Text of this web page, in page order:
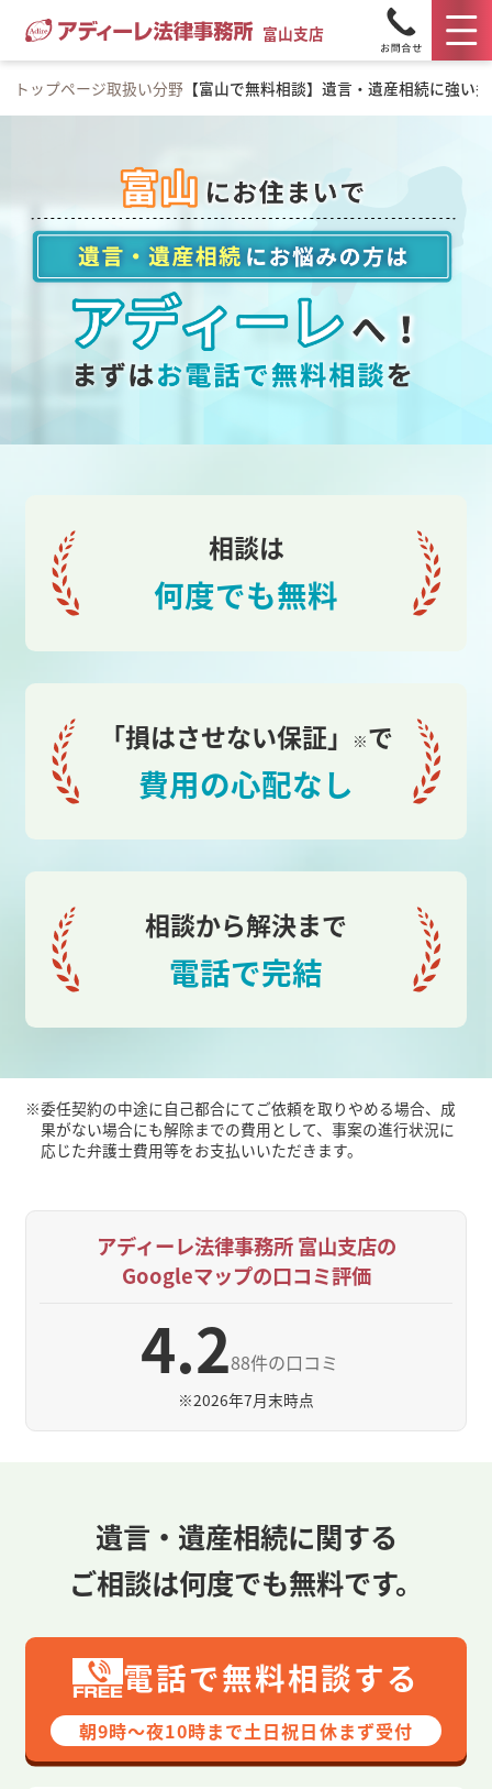
富山支店
トップページ取扱い分野 【富山で無料相談】遺言・遺産相続に強い
相談は
何度でも無料
「損はさせない保証」 ※で
費用の心配なし
相談から解決まで
電話で完結
※委任契約の中途に自己都合にてご依頼を取りやめる場合、成
果がない場合にも解除までの費用として、事案の進行状況に
応じた弁護士費用等をお支払いいただきます。
アディーレ法律事務所 富山支店の
Googleマップの口コミ評価
4.288件の口コミ
※2026年7月末時点
遺言・遺産相続に関する
ご相談は何度でも無料です。
電話で無料相談する
朝9時〜夜10時まで⼟⽇祝⽇休まず受付